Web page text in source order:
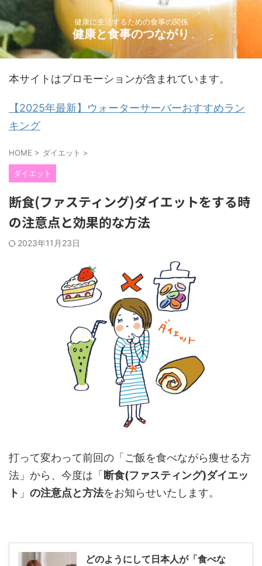
健康に生活するための食事の関係
健康と食事のつながり
本サイトはプロモーションが含まれています。
【2025年最新】ウォーターサーバーおすすめラン
キング
HOME > ダイエット >
ダイエット
断食(ファスティング)ダイエットをする時
の注意点と効果的な方法
2023年11月23日
打って変わって前回の「ご飯を食べながら痩せる方
法」から、今度は「 断食(ファスティング)ダイエッ
ト 」 の注意点と方法をお知らせいたします。
どのようにして日本人が「食べな